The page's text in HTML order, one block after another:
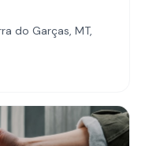
do Garças, MT,